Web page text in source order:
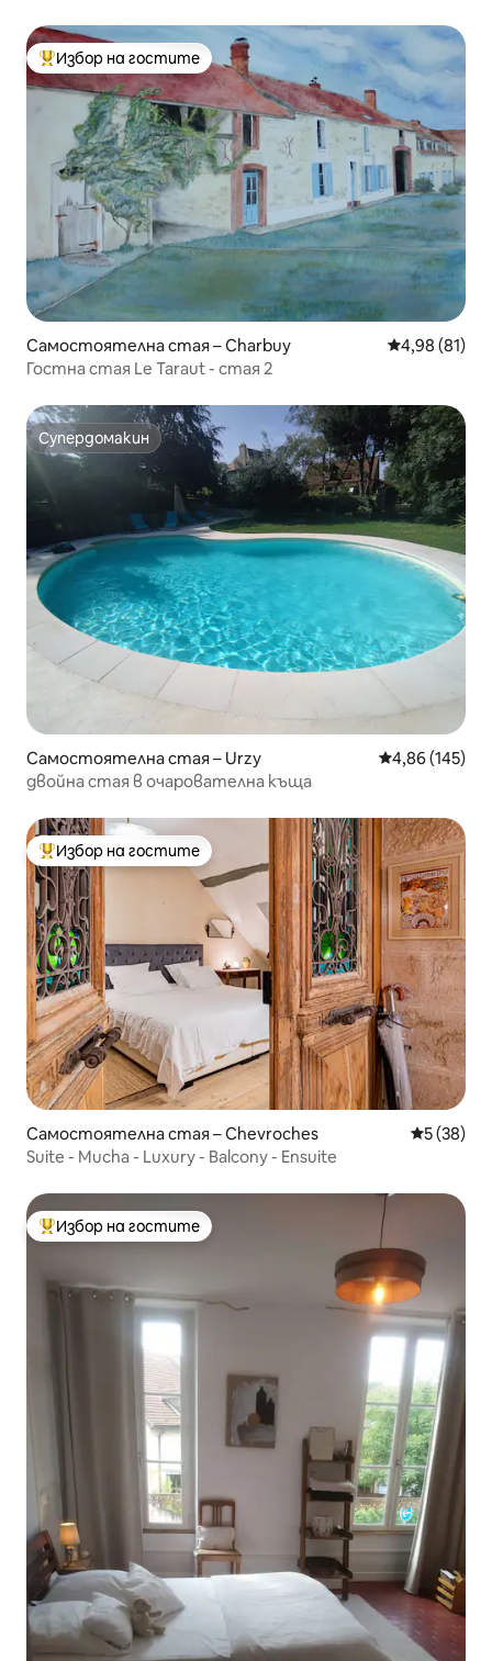
Най-популярен избор на гостите
Избор на гостите
Самостоятелна стая – Charbuy Средна
4,98 (81)
Гостна стая Le Taraut - стая 2
Супердомакин
Супердомакин
Самостоятелна стая – Urzy Средна
4,86 (145)
двойна стая в очарователна къща
Най-популярен избор на гостите
Избор на гостите
Самостоятелна стая – Chevroches Средна
5 (38)
Suite - Mucha - Luxury - Balcony - Ensuite
Най-популярен избор на гостите
Избор на гостите